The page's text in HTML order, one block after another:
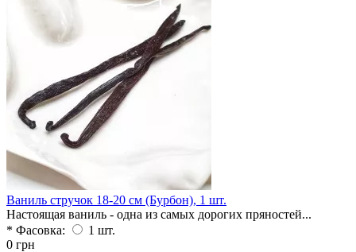
Ваниль стручок 18-20 см (Бурбон), 1 шт.
Настоящая ваниль - одна из самых дорогих пряностей...
* Фасовка:
1 шт.
0 грн